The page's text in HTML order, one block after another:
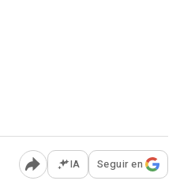
Abrir opciones para
IA Seguir en